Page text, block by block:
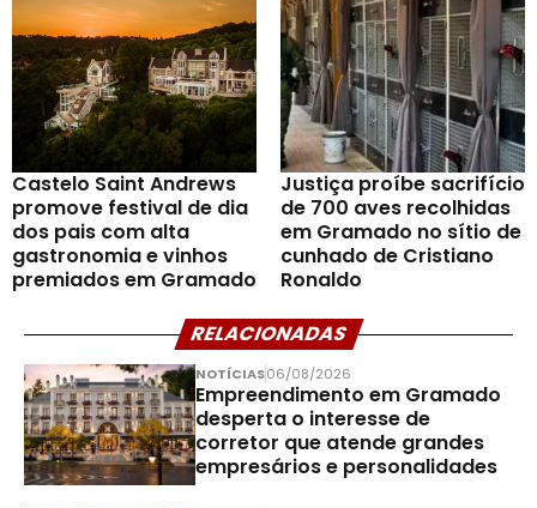
Castelo Saint Andrews
promove festival de dia
dos pais com alta
gastronomia e vinhos
premiados em Gramado
Justiça proíbe sacrifício
de 700 aves recolhidas
em Gramado no sítio de
cunhado de Cristiano
Ronaldo
RELACIONADAS
NOTÍCIAS06/08/2026
Empreendimento em Gramado
desperta o interesse de
corretor que atende grandes
empresários e personalidades